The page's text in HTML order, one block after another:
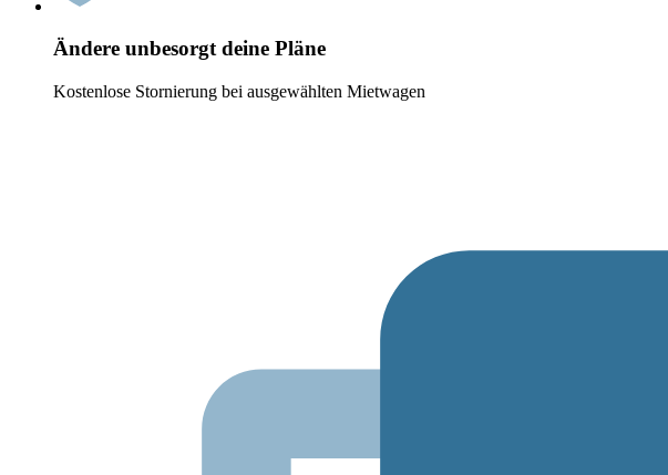
Ändere unbesorgt deine Pläne
Kostenlose Stornierung bei ausgewählten Mietwagen